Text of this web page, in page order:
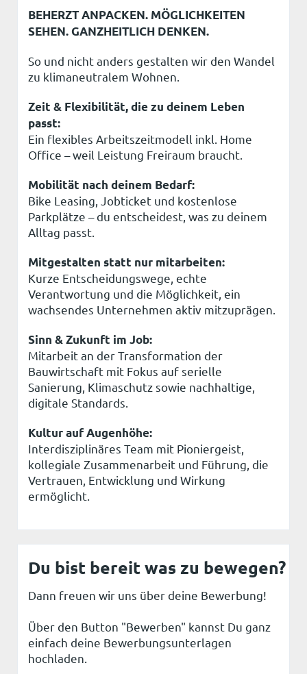
BEHERZT ANPACKEN. MÖGLICHKEITEN
SEHEN. GANZHEITLICH DENKEN.
So und nicht anders gestalten wir den Wandel
zu klimaneutralem Wohnen.
Zeit & Flexibilität, die zu deinem Leben
passt:
Ein flexibles Arbeitszeitmodell inkl. Home
Office – weil Leistung Freiraum braucht.
Mobilität nach deinem Bedarf:
Bike Leasing, Jobticket und kostenlose
Parkplätze – du entscheidest, was zu deinem
Alltag passt.
Mitgestalten statt nur mitarbeiten:
Kurze Entscheidungswege, echte
Verantwortung und die Möglichkeit, ein
wachsendes Unternehmen aktiv mitzuprägen.
Sinn & Zukunft im Job:
Mitarbeit an der Transformation der
Bauwirtschaft mit Fokus auf serielle
Sanierung, Klimaschutz sowie nachhaltige,
digitale Standards.
Kultur auf Augenhöhe:
Interdisziplinäres Team mit Pioniergeist,
kollegiale Zusammenarbeit und Führung, die
Vertrauen, Entwicklung und Wirkung
ermöglicht.
Du bist bereit was zu bewegen?
Dann freuen wir uns über deine Bewerbung!
Über den Button "Bewerben" kannst Du ganz
einfach deine Bewerbungsunterlagen
hochladen.